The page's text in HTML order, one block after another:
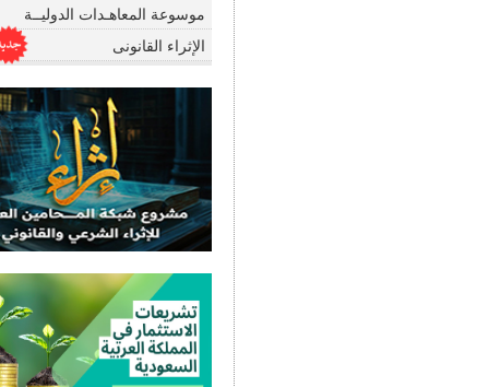
موسوعة المعاهـدات الدوليــة
الإثراء القانونى